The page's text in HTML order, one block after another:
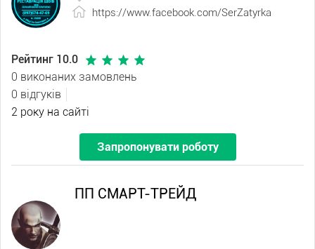
https://www.facebook.com/SerZatyrka
Рейтинг 10.0
0 виконаних замовлень
0 відгуків
2 року на сайті
Запропонувати роботу
ПП СМАРТ-ТРЕЙД